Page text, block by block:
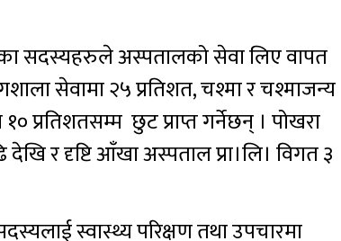
सदस्यहरुले अस्पतालको सेवा लिए वापत
सेवामा २५ प्रतिशत, चश्मा र चश्माजन्य
१० प्रतिशतसम्म छुट प्राप्त गर्नेछन् । पोखरा
र दृष्टि आँखा अस्पताल प्रा।लि। विगत ३
स्वास्थ्य परिक्षण तथा उपचारमा